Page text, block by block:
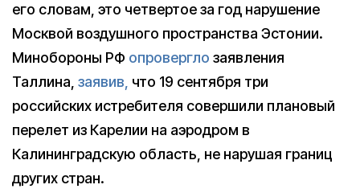
его словам, это четвертое за год нарушение
Москвой воздушного пространства Эстонии.
Минобороны РФ опровергло заявления
Таллина, заявив, что 19 сентября три
российских истребителя совершили плановый
перелет из Карелии на аэродром в
Калининградскую область, не нарушая границ
других стран.